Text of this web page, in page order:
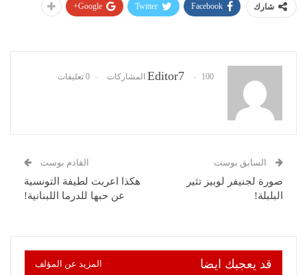
شارك Facebook
Twitter
Google+
Editor7 100 المشاركات 0 تعليقات
السابق بوست
صورة لجنيفر لوبيز تثير
البلبلة!
القادم بوست
هكذا اعربت لطيفة التونسية
عن حبها للدرما اللبنانية!
قد يعجبك ايضا المزيد عن المؤلف